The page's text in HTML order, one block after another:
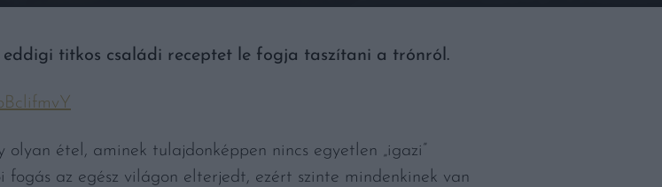
titkos családi receptet le fogja taszítani a trónról.
étel, aminek tulajdonképpen nincs egyetlen „igazi”
az egész világon elterjedt, ezért szinte mindenkinek van